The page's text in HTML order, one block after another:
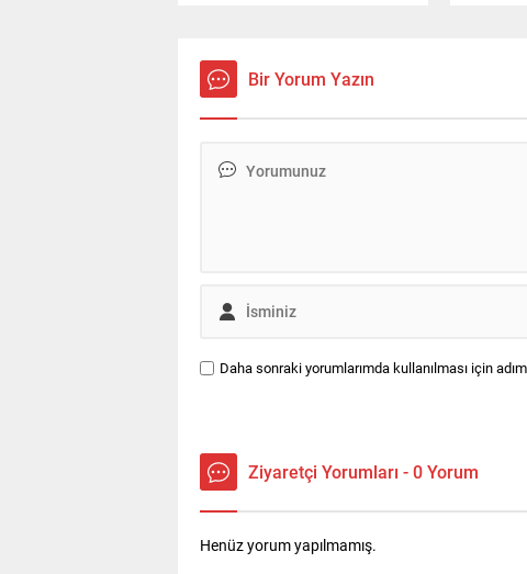
ile Çalışma ve Sosyal Güvenlik
Bakanlığı koordinasyonunda
okullarda görevlendirilmek
görevlisi istihdam edilecek.
Bir Yorum Yazın
Daha sonraki yorumlarımda kullanılması için
Ziyaretçi Yorumları - 0 Yorum
Henüz yorum yapılmamış.